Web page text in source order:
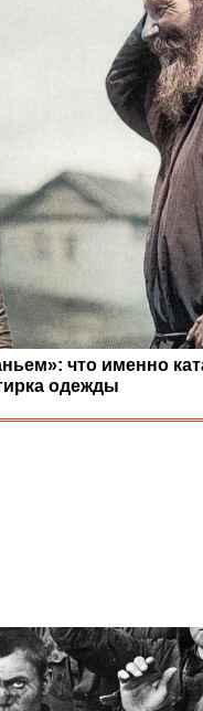
что именно
одежды